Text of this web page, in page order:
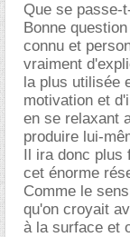
Que se passe-
Bonne
connu et
vraiment
la plus utilisée
motivation et
en se relaxant
produire lui-
Il ira donc plus
cet énorme
Comme le
qu'on croyait
à la surface et